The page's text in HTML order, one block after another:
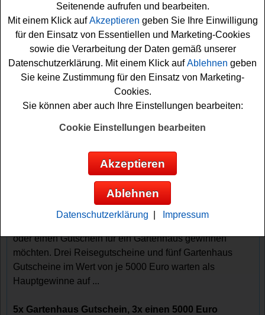
Gewinnsumme ▲ ▼ Gewinnanzahl
Pattex Gewinnspiel - mit Kasenbon
Ein tolles Pattex Gewinnspiel mit Kassenbon zum 70-
oder einen Gutschein für ein Gartenhaus gewinnen
möchten. Drei Reisegutscheine und fünf Gartenhaus
Gutscheine im Wert von je 5000 Euro warten als
Hauptgewinne auf ...
5x Gartenhaus Gutschein, 3x einen 5000 Euro
Seitenende aufrufen und bearbeiten.
Mit einem Klick aufAkzeptieren geben Sie Ihre Einwilligung
für den Einsatz von Essentiellen und Marketing-Cookies
sowie die Verarbeitung der Daten gemäß unserer
Datenschutzerklärung. Mit einem Klick aufAblehnen geben
Sie keine Zustimmung für den Einsatz von Marketing-
Cookies.
Sie können aber auch Ihre Einstellungen bearbeiten:
Cookie Einstellungen bearbeiten
Akzeptieren
Ablehnen
Datenschutzerklärung Impressum